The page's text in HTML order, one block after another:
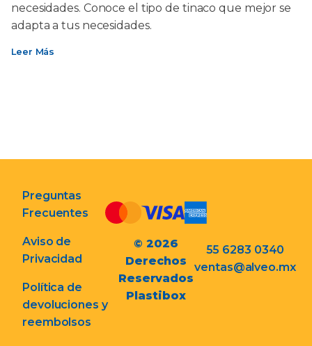
necesidades. Conoce el tipo de tinaco que mejor se
adapta a tus necesidades.
Leer Más
Preguntas
Frecuentes
Aviso de
Privacidad
Política de
devoluciones y
reembolsos
© 2026
Derechos
Reservados
Plastibox
55 6283 0340
ventas@alveo.mx